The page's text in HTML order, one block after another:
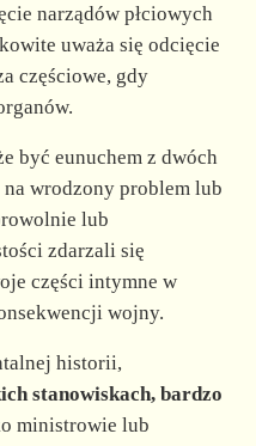
narządów płciowych
uważa się odcięcie
częściowe, gdy
być eunuchem z dwóch
wrodzony problem lub
lub
zdarzali się
części intymne w
wojny.
historii,
stanowiskach, bardzo
ministrowie lub